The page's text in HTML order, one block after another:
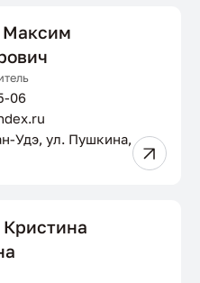
Максим
06
Удэ, ул. Пушкина,